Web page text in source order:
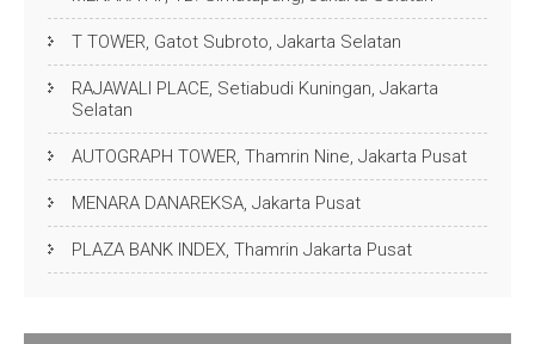
T TOWER, Gatot Subroto, Jakarta Selatan
RAJAWALI PLACE, Setiabudi Kuningan, Jakarta
Selatan
AUTOGRAPH TOWER, Thamrin Nine, Jakarta Pusat
MENARA DANAREKSA, Jakarta Pusat
PLAZA BANK INDEX, Thamrin Jakarta Pusat